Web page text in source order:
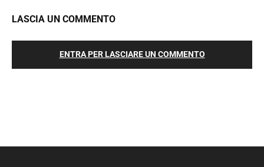
LASCIA UN COMMENTO
ENTRA PER LASCIARE UN COMMENTO